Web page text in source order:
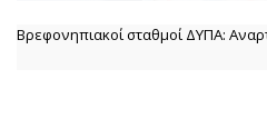
Βρεφονηπιακοί σταθμοί ΔΥΠΑ: